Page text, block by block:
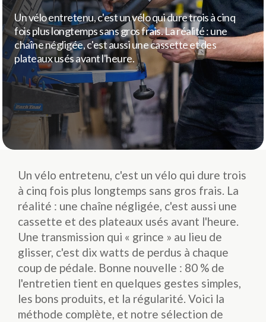
Un vélo entretenu, c'est un vélo qui dure trois à cinq
fois plus longtemps sans gros frais. La réalité : une
chaîne négligée, c'est aussi une cassette et des
plateaux usés avant l'heure.
Un vélo entretenu, c'est un vélo qui dure trois
à cinq fois plus longtemps sans gros frais. La
réalité : une chaîne négligée, c'est aussi une
cassette et des plateaux usés avant l'heure.
Une transmission qui « grince » au lieu de
glisser, c'est dix watts de perdus à chaque
coup de pédale. Bonne nouvelle : 80 % de
l'entretien tient en quelques gestes simples,
les bons produits, et la régularité. Voici la
méthode complète, et notre sélection de